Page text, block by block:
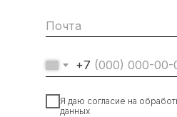
+7
Я даю согласие на
данных